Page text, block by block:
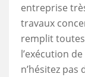
entreprise
travaux
remplit
l’exécution
n’hésitez